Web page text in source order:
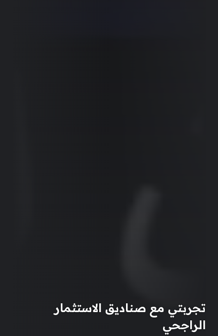
تجربتي مع صناديق الاستثمار
الراجحي